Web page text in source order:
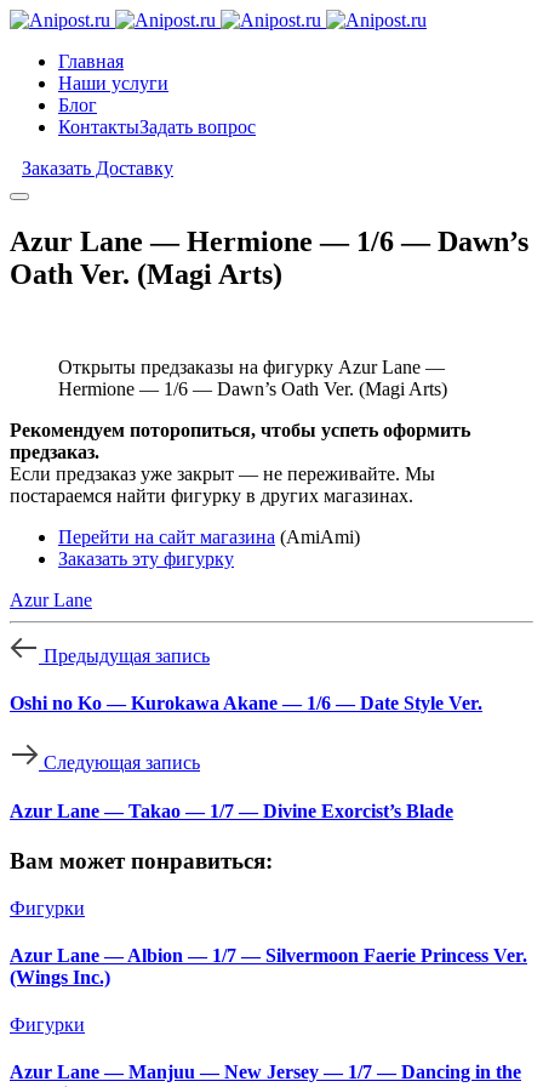
Главная
Наши услуги
Блог
КонтактыЗадать вопрос
Заказать Доставку
Azur Lane — Hermione — 1/6 — Dawn’s
Oath Ver. (Magi Arts)
Открыты предзаказы на фигурку Azur Lane —
Hermione — 1/6 — Dawn’s Oath Ver. (Magi Arts)
Рекомендуем поторопиться, чтобы успеть оформить
предзаказ.
Если предзаказ уже закрыт — не переживайте. Мы
постараемся найти фигурку в других магазинах.
Перейти на сайт магазина (AmiAmi)
Заказать эту фигурку
Azur Lane
Предыдущая запись
Oshi no Ko — Kurokawa Akane — 1/6 — Date Style Ver.
Следующая запись
Azur Lane — Takao — 1/7 — Divine Exorcist’s Blade
Вам может понравиться:
Фигурки
Azur Lane — Albion — 1/7 — Silvermoon Faerie Princess Ver.
(Wings Inc.)
Фигурки
Azur Lane — Manjuu — New Jersey — 1/7 — Dancing in the